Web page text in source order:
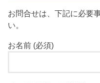
お問合せは、下記に必要
い。
お名前 (必須)